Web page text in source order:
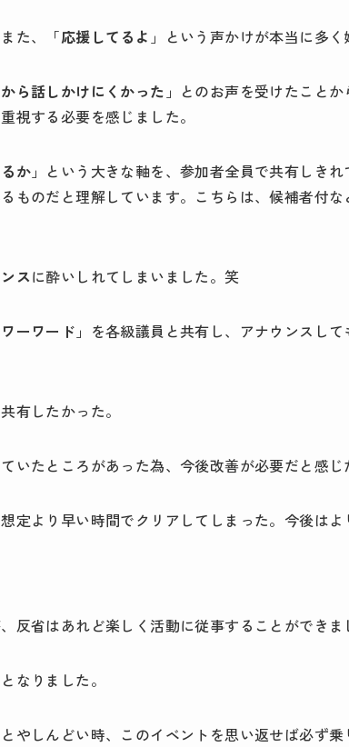
た、「応援してるよ 」という声かけが本当に多く
ら話しかけにくかった 」とのお声を受けたこと
視する必要を感じました。
か 」という大きな軸を、参加者全員で共有しきれ
ものだと理解しています。こちらは、候補者付
スに酔いしれてしまいました。笑
ーワード 」を各級議員と共有し、アナウンスし
有したかった。
いたところがあった為、今後改善が必要だと感じ
定より早い時間でクリアしてしまった。今後はよ
反省はあれど楽しく活動に従事することができま
なりました。
やしんどい時、このイベントを思い返せば必ず乗